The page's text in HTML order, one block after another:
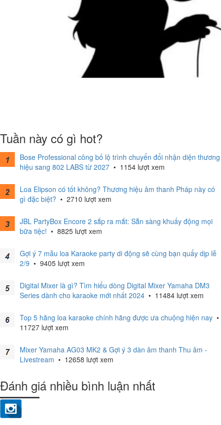
Tuần này có gì hot?
Bose Professional công bố lộ trình chuyển đổi nhận diện thương
hiệu sang 802 LABS từ 2027 • 1154 lượt xem
Loa Elipson có tốt không? Thương hiệu âm thanh Pháp này có
gì đặc biệt? • 2710 lượt xem
JBL PartyBox Encore 2 sắp ra mắt: Sẵn sàng khuấy động mọi
bữa tiệc! • 8825 lượt xem
Gợi ý 7 mẫu loa Karaoke party di động sẽ cùng bạn quẩy dịp lễ
2/9 • 9405 lượt xem
Digital Mixer là gì? Tìm hiểu dòng Digital Mixer Yamaha DM3
Series dành cho karaoke mới nhất 2024 • 11484 lượt xem
Top 5 hãng loa karaoke chính hãng được ưa chuộng hiện nay •
11727 lượt xem
Mixer Yamaha AG03 MK2 & Gợi ý 3 dàn âm thanh Thu âm -
Livestream • 12658 lượt xem
Đánh giá nhiều bình luận nhất